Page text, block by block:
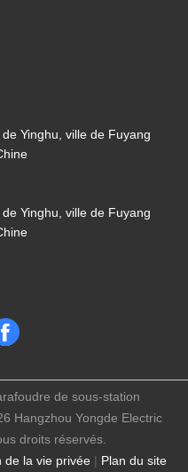
Yinghu, ville de Fuyang
Yinghu, ville de Fuyang
de la vie privée| Plan du site
de sous-station
Hangzhou Yongde Electric
droits réservés.